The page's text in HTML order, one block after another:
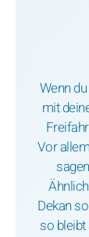
Wenn
mit
Vor
Dekan
so